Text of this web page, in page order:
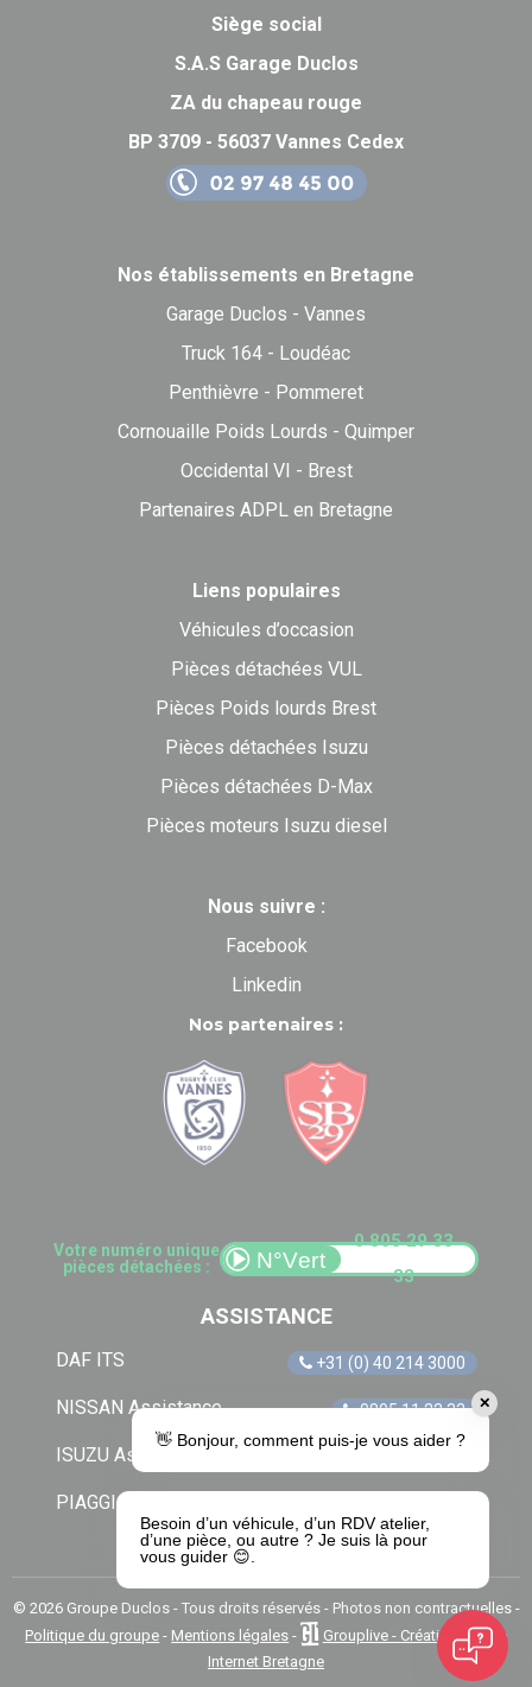
Siège social
S.A.S Garage Duclos
ZA du chapeau rouge
BP 3709 - 56037 Vannes Cedex
Nos établissements en Bretagne
Garage Duclos - Vannes
Truck 164 - Loudéac
Penthièvre - Pommeret
Cornouaille Poids Lourds - Quimper
Occidental VI - Brest
Partenaires ADPL en Bretagne
Liens populaires
Véhicules d’occasion
Pièces détachées VUL
Pièces Poids lourds Brest
Pièces détachées Isuzu
Pièces détachées D-Max
Pièces moteurs Isuzu diesel
Nous suivre :
Facebook
Linkedin
Nos partenaires :
Votre numéro unique
pièces détachées :
0 805 29 33
33
ASSISTANCE
DAF ITS +31 (0) 40 214 3000
NISSAN Assistance 0805 11 22 33
ISUZU Assistance
PIAGGIO Assistance
© 2026 Groupe Duclos - Tous droits réservés - Photos non contractuelles -
Politique du groupe - Mentions légales -
Grouplive - Création de site
Internet Bretagne
✕
👋 Bonjour, comment puis-je vous aider ?
Besoin d’un véhicule, d’un RDV atelier,
d’une pièce, ou autre ? Je suis là pour
vous guider 😊.